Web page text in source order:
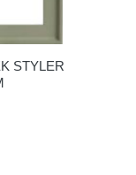
STYLER